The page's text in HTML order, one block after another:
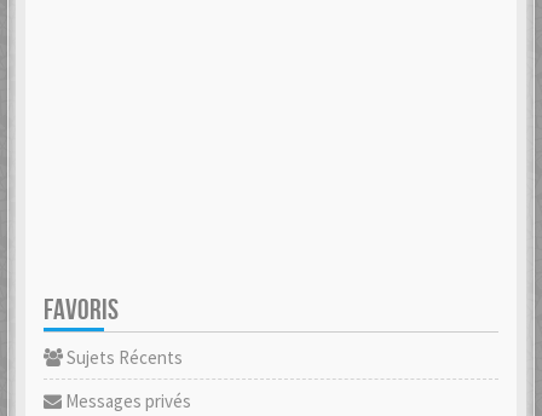
FAVORIS
Sujets Récents
Messages privés